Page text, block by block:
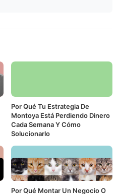
Por Qué Tu Estrategia De
Montoya Está Perdiendo Dinero
Cada Semana Y Cómo
Solucionarlo
Por Qué Montar Un Negocio O